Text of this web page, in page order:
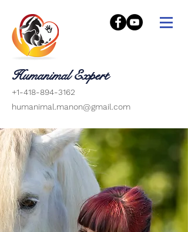
Humanimal Expert
+1-418-894-3162
humanimal.manon@gmail.com